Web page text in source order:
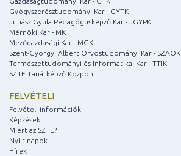
Gyógyszerésztudományi Kar - GYTK
Juhász Gyula Pedagógusképző Kar - JGYPK
Mérnöki Kar - MK
Mezőgazdasági Kar - MGK
Szent-Györgyi Albert Orvostudományi Kar - SZAOK
Természettudományi és Informatikai Kar - TTIK
SZTE Tanárképző Központ
FELVÉTELI
Felvételi információk
Képzések
Miért az SZTE?
Nyílt napok
Hírek